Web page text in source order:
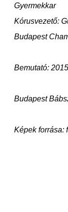
Gyermekkar
Kórusvezető:
Budapest
Bemutató:
Budapest
Képek forrása: